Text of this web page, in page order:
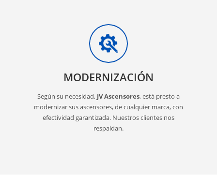
MODERNIZACIÓN
Según su necesidad, JV Ascensores, está presto a
modernizar sus ascensores, de cualquier marca, con
efectividad garantizada. Nuestros clientes nos
respaldan.